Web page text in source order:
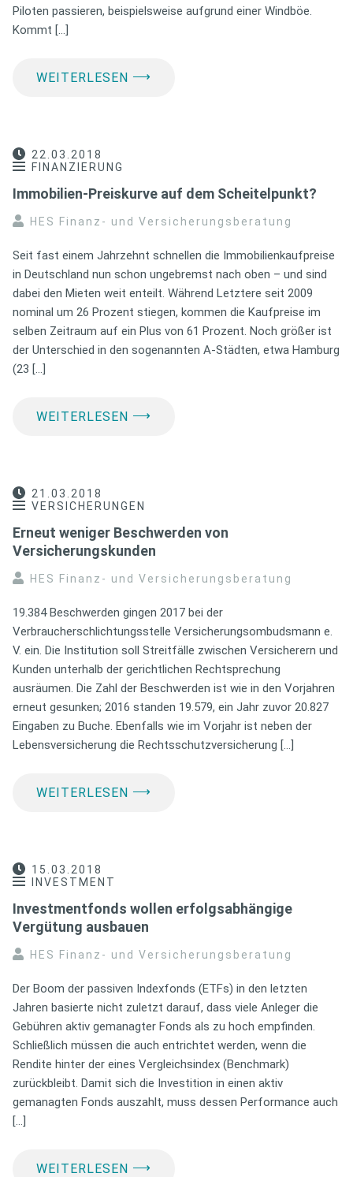
Piloten passieren, beispielsweise aufgrund einer Windböe.
Kommt […]
WEITERLESEN ⟶
22.03.2018
FINANZIERUNG
Immobilien-Preiskurve auf dem Scheitelpunkt?
HES Finanz- und Versicherungsberatung
Seit fast einem Jahrzehnt schnellen die Immobilienkaufpreise
in Deutschland nun schon ungebremst nach oben – und sind
dabei den Mieten weit enteilt. Während Letztere seit 2009
nominal um 26 Prozent stiegen, kommen die Kaufpreise im
selben Zeitraum auf ein Plus von 61 Prozent. Noch größer ist
der Unterschied in den sogenannten A-Städten, etwa Hamburg
(23 […]
WEITERLESEN ⟶
21.03.2018
VERSICHERUNGEN
Erneut weniger Beschwerden von
Versicherungskunden
HES Finanz- und Versicherungsberatung
19.384 Beschwerden gingen 2017 bei der
Verbraucherschlichtungsstelle Versicherungsombudsmann e.
V. ein. Die Institution soll Streitfälle zwischen Versicherern und
Kunden unterhalb der gerichtlichen Rechtsprechung
ausräumen. Die Zahl der Beschwerden ist wie in den Vorjahren
erneut gesunken; 2016 standen 19.579, ein Jahr zuvor 20.827
Eingaben zu Buche. Ebenfalls wie im Vorjahr ist neben der
Lebensversicherung die Rechtsschutzversicherung […]
WEITERLESEN ⟶
15.03.2018
INVESTMENT
Investmentfonds wollen erfolgsabhängige
Vergütung ausbauen
HES Finanz- und Versicherungsberatung
Der Boom der passiven Indexfonds (ETFs) in den letzten
Jahren basierte nicht zuletzt darauf, dass viele Anleger die
Gebühren aktiv gemanagter Fonds als zu hoch empfinden.
Schließlich müssen die auch entrichtet werden, wenn die
Rendite hinter der eines Vergleichsindex (Benchmark)
zurückbleibt. Damit sich die Investition in einen aktiv
gemanagten Fonds auszahlt, muss dessen Performance auch
[…]
WEITERLESEN ⟶